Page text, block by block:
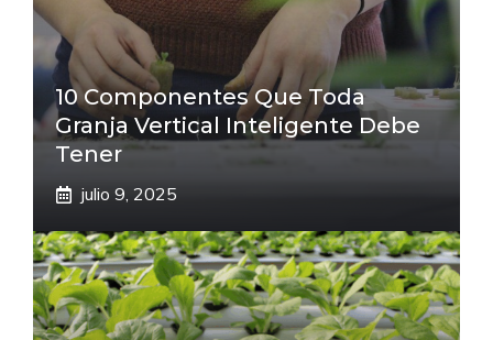
10 Componentes Que Toda
Granja Vertical Inteligente Debe
Tener
julio 9, 2025